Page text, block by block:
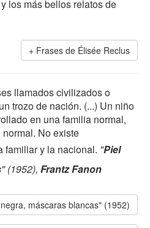
los más bellos relatos de
Frases de Élisée Reclus
llamados civilizados o
trozo de nación. (...) Un niño
en una familia normal,
No existe
familiar y la nacional. "Piel
" (1952), Frantz Fanon
máscaras blancas" (1952)